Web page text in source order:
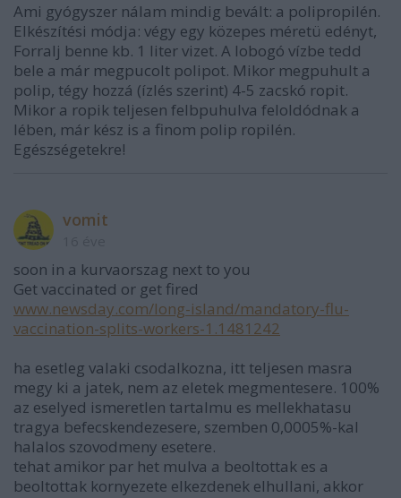
Ami gyógyszer nálam mindig bevált: a polipropilén.
Elkészítési módja: végy egy közepes méretü edényt,
Forralj benne kb. 1 liter vizet. A lobogó vízbe tedd
bele a már megpucolt polipot. Mikor megpuhult a
polip, tégy hozzá (ízlés szerint) 4-5 zacskó ropit.
Mikor a ropik teljesen felbpuhulva feloldódnak a
lében, már kész is a finom polip ropilén.
Egészségetekre!
vomit
soon in a kurvaorszag next to you
Get vaccinated or get fired
www.newsday.com/long-island/mandatory-flu-
vaccination-splits-workers-1.1481242
ha esetleg valaki csodalkozna, itt teljesen masra
megy ki a jatek, nem az eletek megmentesere. 100%
az eselyed ismeretlen tartalmu es mellekhatasu
tragya befecskendezesere, szemben 0,0005%-kal
halalos szovodmeny esetere.
tehat amikor par het mulva a beoltottak es a
beoltottak kornyezete elkezdenek elhullani, akkor